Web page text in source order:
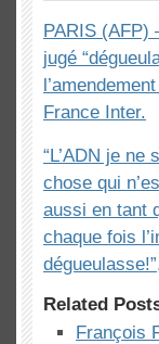
PARIS (AFP)
jugé
France Inter.
“L’ADN je ne
chose qui
aussi en tant
chaque fois
Related
François